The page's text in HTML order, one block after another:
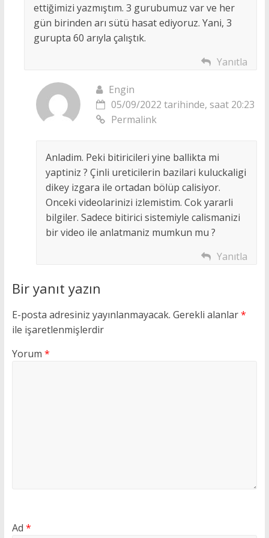
ettiğimizi yazmıştım. 3 gurubumuz var ve her
gün birinden arı sütü hasat ediyoruz. Yani, 3
gurupta 60 arıyla çalıştık.
Yanıtla
Engin
05/09/2022 tarihinde, saat 20:23
Permalink
Anladim. Peki bitiricileri yine ballikta mi
yaptiniz ? Çinli ureticilerin bazilari kuluckaligi
dikey izgara ile ortadan bölüp calisiyor.
Onceki videolarinizi izlemistim. Cok yararli
bilgiler. Sadece bitirici sistemiyle calismanizi
bir video ile anlatmaniz mumkun mu ?
Yanıtla
Bir yanıt yazın
E-posta adresiniz yayınlanmayacak. Gerekli alanlar*
ile işaretlenmişlerdir
Yorum *
Ad *